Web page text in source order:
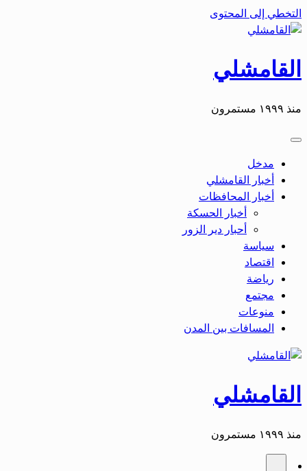
التخطي إلى المحتوى
القامشلي
منذ ١٩٩٩ مستمرون
مدخل
أخبار القامشلي
أخبار المحافظات
أخبار الحسكة
أحبار دير الزور
سياسة
اقتصاد
رياضة
مجتمع
منوعات
المسافات بين المدن
القامشلي
منذ ١٩٩٩ مستمرون